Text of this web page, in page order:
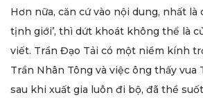
Hơn nữa, căn cứ vào nội dung, nhất là
tịnh giới’, thì dứt khoát không thể là
viết. Trần Đạo Tải có một niềm kính
Trần Nhân Tông và việc ông thấy vua
sau khi xuất gia luôn đi bộ, đã thề